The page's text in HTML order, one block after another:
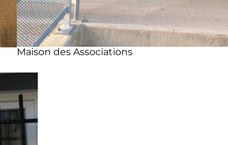
Maison des Associations